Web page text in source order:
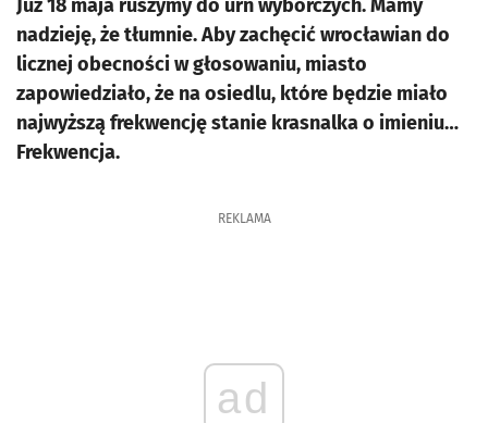
Już 18 maja ruszymy do urn wyborczych. Mamy
nadzieję, że tłumnie. Aby zachęcić wrocławian do
licznej obecności w głosowaniu, miasto
zapowiedziało, że na osiedlu, które będzie miało
najwyższą frekwencję stanie krasnalka o imieniu…
Frekwencja.
REKLAMA
ad